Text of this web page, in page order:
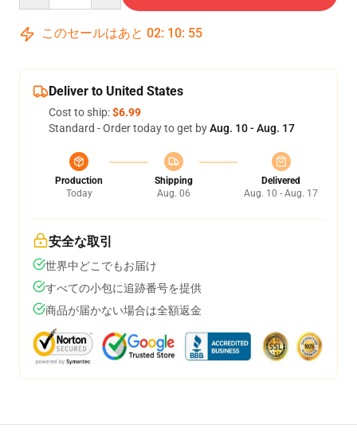
このセールはあと 02: 10: 54
Deliver to United States
Cost to ship:$6.99
Standard - Order today to get byAug. 10 - Aug. 17
Production
Today
Shipping
Aug. 06
Delivered
Aug. 10 - Aug. 17
安全な取引
世界中どこでもお届け
すべての小包に追跡番号を提供
商品が届かない場合は全額返金